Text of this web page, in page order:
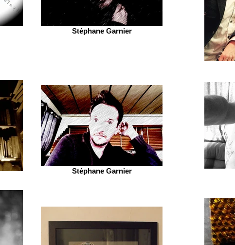
Stéphane Garnier
Stéphane Garnier